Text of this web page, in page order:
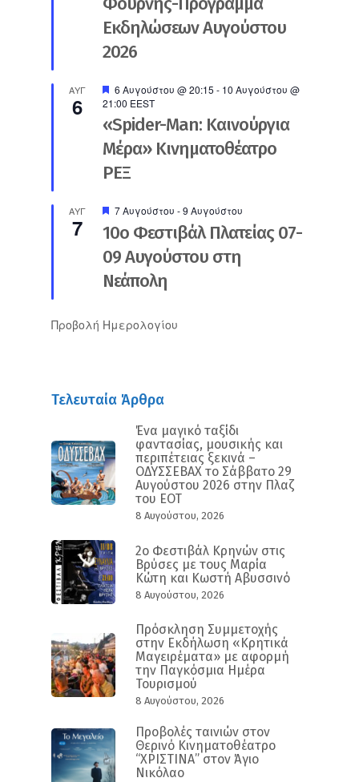
Εκδηλώσεων Αυγούστου
2026
ΑΥΓ
6
Προτεινόμενο
6 Αυγούστου @ 20:15 - 10 Αυγούστου @
21:00 EEST
«Spider-Man: Καινούργια
Μέρα» Κινηματοθέατρο
ΡΕΞ
ΑΥΓ
7
Προτεινόμενο
7 Αυγούστου -9 Αυγούστου
10ο Φεστιβάλ Πλατείας 07-
09 Αυγούστου στη
Νεάπολη
Προβολή Ημερολογίου
Τελευταία Άρθρα
Ένα μαγικό ταξίδι
φαντασίας, μουσικής και
περιπέτειας ξεκινά –
ΟΔΥΣΣΕΒΑΧ το Σάββατο 29
Αυγούστου 2026 στην Πλαζ
του ΕΟΤ
8 Αυγούστου, 2026
2ο Φεστιβάλ Κρηνών στις
Βρύσες με τους Μαρία
Κώτη και Κωστή Αβυσσινό
8 Αυγούστου, 2026
Πρόσκληση Συμμετοχής
στην Εκδήλωση «Κρητικά
Μαγειρέματα» με αφορμή
την Παγκόσμια Ημέρα
Τουρισμού
8 Αυγούστου, 2026
Προβολές ταινιών στον
Θερινό Κινηματοθέατρο
“ΧΡΙΣΤΙΝΑ” στον Άγιο
Νικόλαο